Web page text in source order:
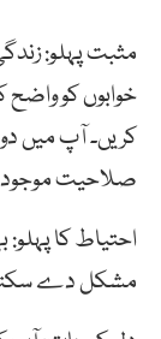
مثبت پہلو:
خوابوں کو واضح
کریں۔ آپ میں
صلاحیت
احتیاط کا
مشکل دے